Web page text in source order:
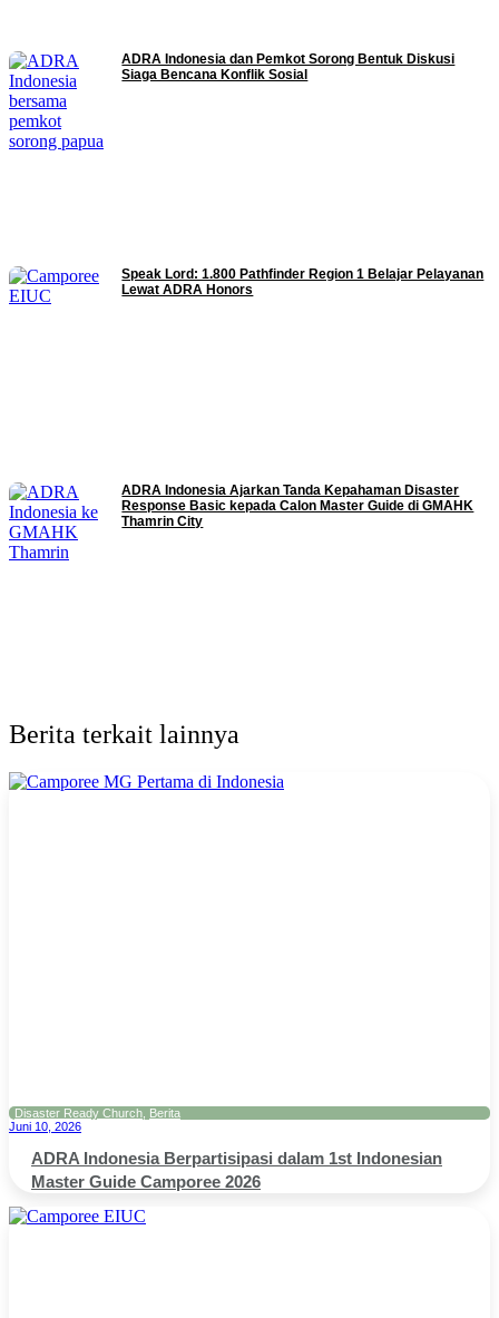
ADRA Indonesia dan Pemkot Sorong Bentuk Diskusi
Siaga Bencana Konflik Sosial
Speak Lord: 1.800 Pathfinder Region 1 Belajar Pelayanan
Lewat ADRA Honors
ADRA Indonesia Ajarkan Tanda Kepahaman Disaster
Response Basic kepada Calon Master Guide di GMAHK
Thamrin City
Berita terkait lainnya
Disaster Ready Church Berita
Juni 10, 2026
ADRA Indonesia Berpartisipasi dalam 1st Indonesian
Master Guide Camporee 2026